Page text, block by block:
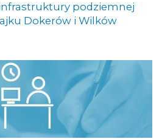
podziemnej
Dokerów i Wilków